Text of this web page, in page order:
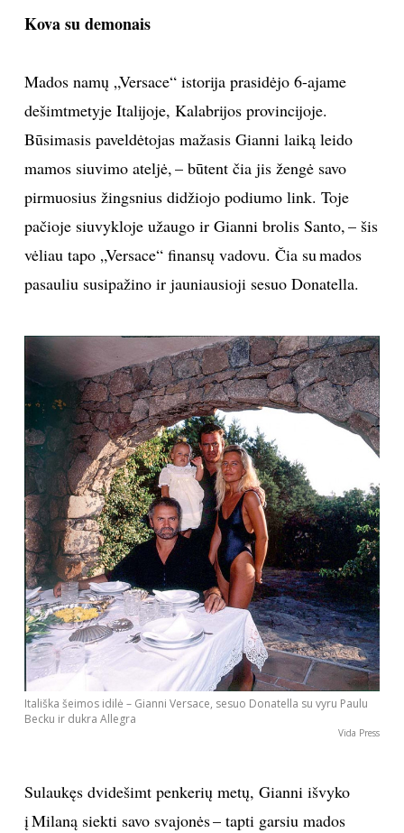
Kova su demonais
Mados namų „Versace“ istorija prasidėjo 6-ajame
dešimtmetyje Italijoje, Kalabrijos provincijoje.
Būsimasis paveldėtojas mažasis Gianni laiką leido
mamos siuvimo ateljė, – būtent čia jis žengė savo
pirmuosius žingsnius didžiojo podiumo link. Toje
pačioje siuvykloje užaugo ir Gianni brolis Santo, – šis
vėliau tapo „Versace“ finansų vadovu. Čia su mados
pasauliu susipažino ir jauniausioji sesuo Donatella.
Itališka šeimos idilė – Gianni Versace, sesuo Donatella su vyru Paulu
Becku ir dukra Allegra
Vida Press
Sulaukęs dvidešimt penkerių metų, Gianni išvyko
į Milaną siekti savo svajonės – tapti garsiu mados